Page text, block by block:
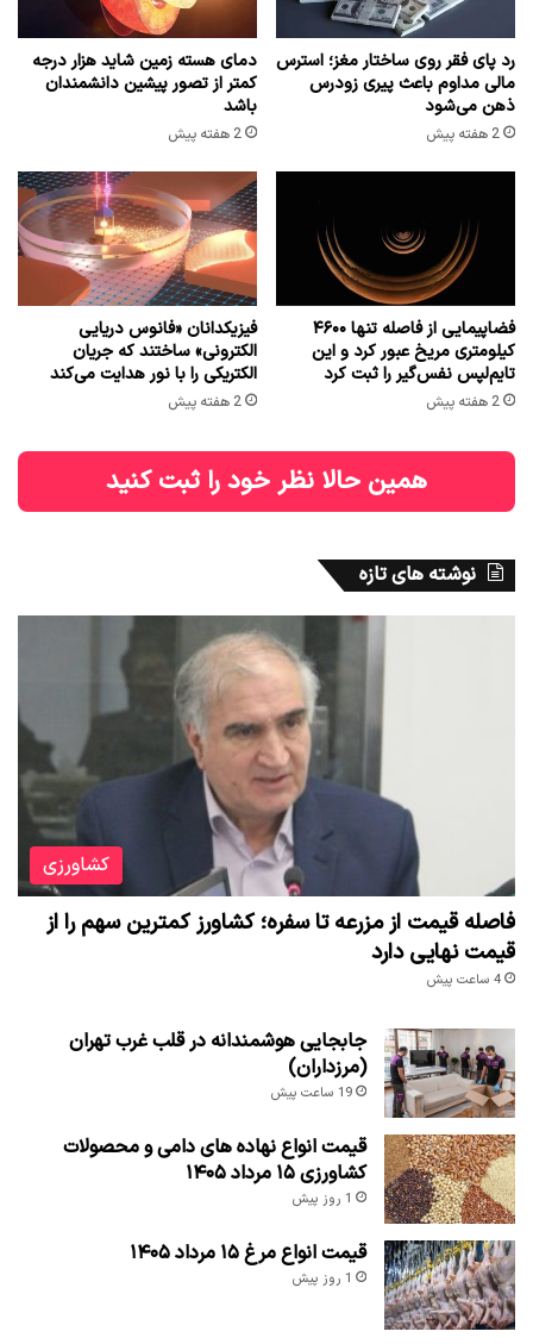
رد پای فقر روی ساختار مغز؛ استرس
مالی مداوم باعث پیری زودرس
ذهن می‌شود
2 هفته پیش
دمای هسته زمین شاید هزار درجه
کمتر از تصور پیشین دانشمندان
باشد
2 هفته پیش
فضاپیمایی از فاصله تنها ۴۶۰۰
کیلومتری مریخ عبور کرد و این
تایم‌لپس نفس‌گیر را ثبت کرد
2 هفته پیش
فیزیکدانان «فانوس دریایی
الکترونی» ساختند که جریان
الکتریکی را با نور هدایت می‌کند
2 هفته پیش
همین حالا نظر خود را ثبت کنید
نوشته های تازه
کشاورزی
فاصله قیمت از مزرعه تا سفره؛ کشاورز کمترین سهم را از
قیمت نهایی دارد
4 ساعت پیش
جابجایی هوشمندانه در قلب غرب تهران
(مرزداران)
19 ساعت پیش
قیمت انواع نهاده های دامی و محصولات
کشاورزی ۱۵ مرداد ۱۴۰۵
1 روز پیش
قیمت انواع مرغ ۱۵ مرداد ۱۴۰۵
1 روز پیش